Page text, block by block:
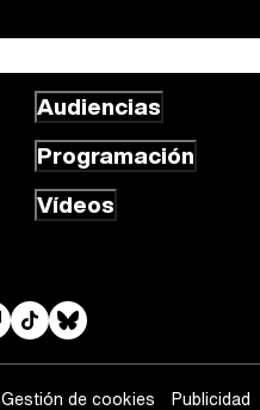
Audiencias
Programación
Vídeos
Gestión de cookies Publicidad